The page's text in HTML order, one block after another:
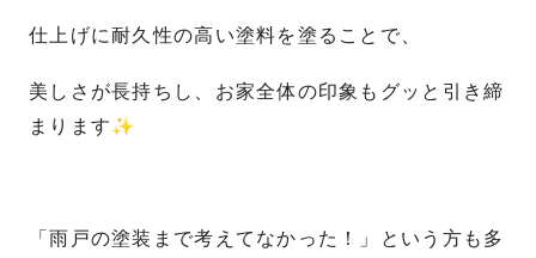
仕上げに耐久性の高い塗料を塗ることで、
美しさが長持ちし、お家全体の印象もグッと引き締
まります✨
「雨戸の塗装まで考えてなかった！」という方も多